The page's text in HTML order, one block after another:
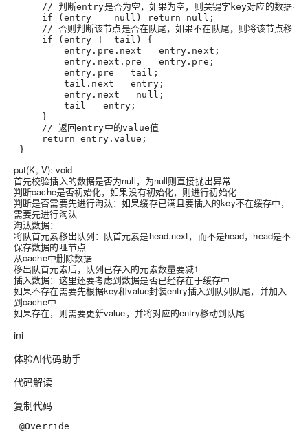
// 判断entry是否为空，如果为空，则关键字key对应的数据不
if (entry == null) return null ;
// 否则判断该节点是否在队尾，如果不在队尾，则将该节点移到
if (entry != tail) {
entry.pre.next = entry.next ;
entry.next.pre = entry.pre ;
entry.pre = tail ;
tail.next = entry;
entry.next = null ;
tail
= entry ;
}
// 返回entry中的value值
return entry.value ;
}
put(K, V): void
首先校验插入的数据是否为null，为null则直接抛出异常
判断cache是否初始化，如果没有初始化，则进行初始化
判断是否需要先进行淘汰：如果缓存已满且要插入的key不在缓存中，
需要先进行淘汰
淘汰数据：
将队首元素移出队列：队首元素是head.next，而不是head，head是不
保存数据的哑节点
从cache中删除数据
移出队首元素后，队列已存入的元素数量要减1
插入数据：这里还要考虑到数据是否已经存在于缓存中
如果不存在需要先根据key和value封装entry插入到队列队尾，并加入
到cache中
如果存在，则需要更新value，并将对应的entry移动到队尾
ini
体验AI代码助手
代码解读
复制代码
@Override